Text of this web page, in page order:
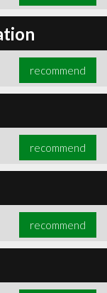
recommend
recommend
recommend